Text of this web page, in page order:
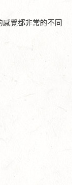
覺都非常的不同